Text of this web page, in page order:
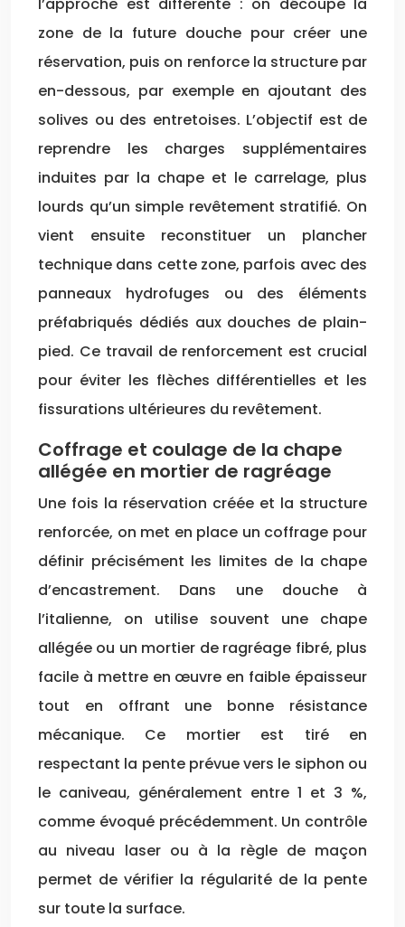
zone de la future douche pour créer une
réservation, puis on renforce la structure par
en-dessous, par exemple en ajoutant des
solives ou des entretoises. L’objectif est de
reprendre les charges supplémentaires
induites par la chape et le carrelage, plus
lourds qu’un simple revêtement stratifié. On
vient ensuite reconstituer un plancher
technique dans cette zone, parfois avec des
panneaux hydrofuges ou des éléments
préfabriqués dédiés aux douches de plain-
pied. Ce travail de renforcement est crucial
pour éviter les flèches différentielles et les
fissurations ultérieures du revêtement.
Coffrage et coulage de la chape
allégée en mortier de ragréage
Une fois la réservation créée et la structure
renforcée, on met en place un coffrage pour
définir précisément les limites de la chape
d’encastrement. Dans une douche à
l’italienne, on utilise souvent une chape
allégée ou un mortier de ragréage fibré, plus
facile à mettre en œuvre en faible épaisseur
tout en offrant une bonne résistance
mécanique. Ce mortier est tiré en
respectant la pente prévue vers le siphon ou
le caniveau, généralement entre 1 et 3 %,
comme évoqué précédemment. Un contrôle
au niveau laser ou à la règle de maçon
permet de vérifier la régularité de la pente
sur toute la surface.